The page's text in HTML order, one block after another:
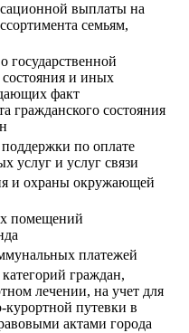
выплаты на
семьям,
государственной
состояния и иных
факт
гражданского состояния
по оплате
услуг и услуг связи
и охраны окружающей
помещений
платежей
граждан,
лечении, на учет для
курортной путевки в
актами города